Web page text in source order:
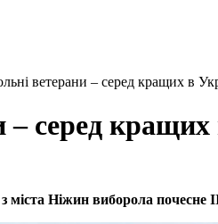
ветерани – серед кращих в
серед кращих
міста Ніжин виборола